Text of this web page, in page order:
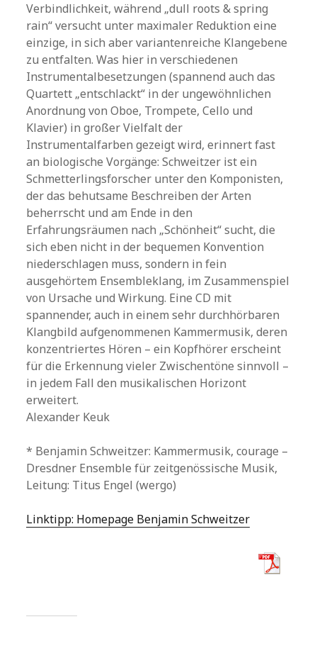
Verbindlichkeit, während „dull roots & spring
rain“ versucht unter maximaler Reduktion eine
einzige, in sich aber variantenreiche Klangebene
zu entfalten. Was hier in verschiedenen
Instrumentalbesetzungen (spannend auch das
Quartett „entschlackt“ in der ungewöhnlichen
Anordnung von Oboe, Trompete, Cello und
Klavier) in großer Vielfalt der
Instrumentalfarben gezeigt wird, erinnert fast
an biologische Vorgänge: Schweitzer ist ein
Schmetterlingsforscher unter den Komponisten,
der das behutsame Beschreiben der Arten
beherrscht und am Ende in den
Erfahrungsräumen nach „Schönheit“ sucht, die
sich eben nicht in der bequemen Konvention
niederschlagen muss, sondern in fein
ausgehörtem Ensembleklang, im Zusammenspiel
von Ursache und Wirkung. Eine CD mit
spannender, auch in einem sehr durchhörbaren
Klangbild aufgenommenen Kammermusik, deren
konzentriertes Hören – ein Kopfhörer erscheint
für die Erkennung vieler Zwischentöne sinnvoll –
in jedem Fall den musikalischen Horizont
erweitert.
Alexander Keuk
* Benjamin Schweitzer: Kammermusik, courage –
Dresdner Ensemble für zeitgenössische Musik,
Leitung: Titus Engel (wergo)
Linktipp: Homepage Benjamin Schweitzer